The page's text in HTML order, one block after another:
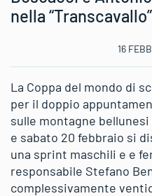
nella
16
La Coppa del mondo di
per il doppio
sulle montagne
e sabato 20 febbraio si
una sprint maschili e e
responsabile Stefano
complessivamente